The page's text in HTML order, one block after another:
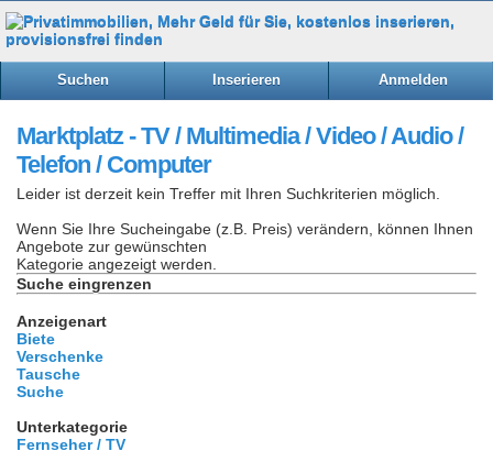
Suchen Inserieren Anmelden
Marktplatz - TV / Multimedia / Video / Audio /
Telefon / Computer
Leider ist derzeit kein Treffer mit Ihren Suchkriterien möglich.
Wenn Sie Ihre Sucheingabe (z.B. Preis) verändern, können Ihnen
Angebote zur gewünschten
Kategorie angezeigt werden.
Suche eingrenzen
Anzeigenart
Biete
Verschenke
Tausche
Suche
Unterkategorie
Fernseher / TV